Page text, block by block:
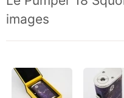
images